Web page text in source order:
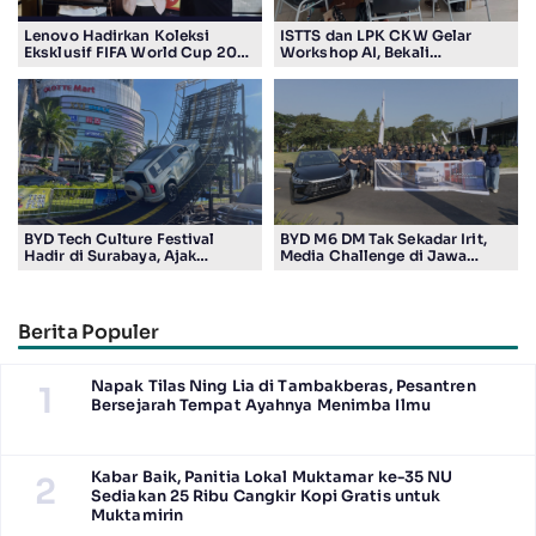
Lenovo Hadirkan Koleksi
Eksklusif FIFA World Cup 2026
Penggemar Teknologi dan
Sepak Bola
ISTTS dan LPK CKW Gelar
Workshop AI, Bekali
Digital
BYD Tech Culture Festival
Hadir di Surabaya, Ajak
BYD M6 DM Tak Sekadar Irit,
Media Challenge di Jawa
Berita Populer
1
Napak Tilas Ning Lia di Tambakberas, Pesantren
Bersejarah Tempat Ayahnya Menimba Ilmu
2
Kabar Baik, Panitia Lokal Muktamar ke-35 NU
Sediakan 25 Ribu Cangkir Kopi Gratis untuk
Muktamirin